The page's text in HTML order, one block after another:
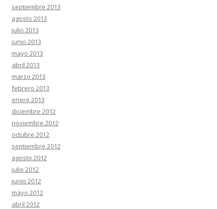
septiembre 2013
agosto 2013
julio 2013
junio 2013
mayo 2013
abril 2013
marzo 2013
febrero 2013
enero 2013
diciembre 2012
noviembre 2012
octubre 2012
septiembre 2012
agosto 2012
julio 2012
junio 2012
mayo 2012
abril 2012